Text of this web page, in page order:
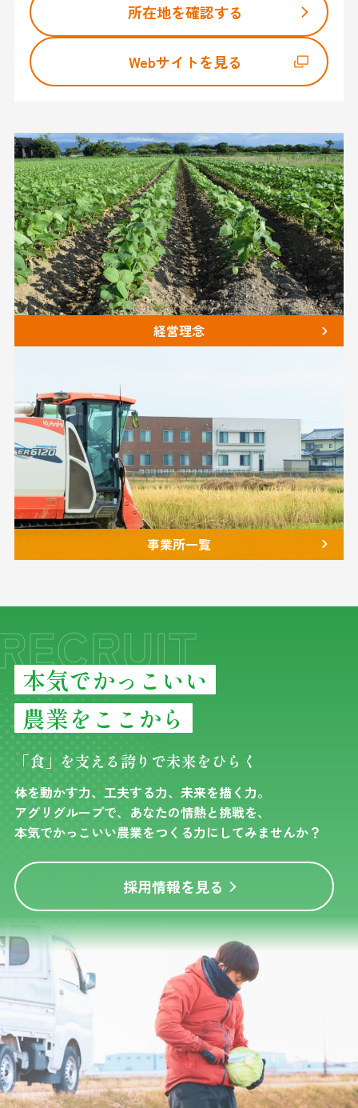
所在地を確認する
Webサイトを見る
⁩経営理念
事業所一覧
本気でかっこいい
農業をここから
「食」を支える誇りで未来をひらく
体を動かす力、工夫する力、未来を描く力。
アグリグループで、あなたの情熱と挑戦を、
本気でかっこいい農業をつくる力にしてみませんか？
採用情報を見る